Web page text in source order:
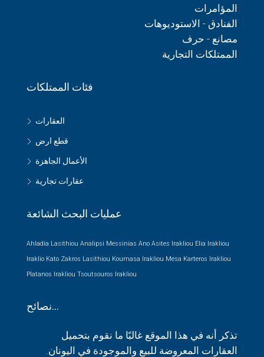
المؤامرات
الفنادق - الاستوديوهات
مصانع - حرف
الممتلكات التجارية
فئات الممتلكات
العقارات
قطع ارض
الأعمال الجاهزة
عقارات تجارية
عمليات البحث الشائعة
Ahladia Lasithiou Analipsi Messinias Ano Asites Irakliou Elia Irakliou
Iraklio Kato Zakros Lasithiou Koumasa Irakliou Mesa Karteros Irakliou
Platanos Irakliou Tsoutsouros Irakliou
نصائح…
تذكر أنه في هذا الموقع غالبًا ما نقوم بتحميل
العقارات المعروضة للبيع والموجودة في اليونان.